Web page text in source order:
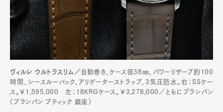
ヴィルレ ウルトラスリム／ 自動巻き、ケース径38㎜、パワーリザーブ約100
時間、シースルーバック、アリゲーターストラップ、3気圧防水。右：SSケー
ス。￥1,595,000 左：18KRGケース。￥3,278,000／ともにブランパン
（ブランパン ブティック 銀座）